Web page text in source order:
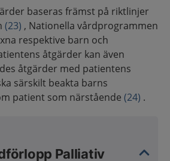
baseras främst på riktlinjer
(23) , Nationella vårdprogrammen
respektive barn och
åtgärder kan även
åtgärder med patientens
särskilt beakta barns
patient som närstående (24) .
Palliativ